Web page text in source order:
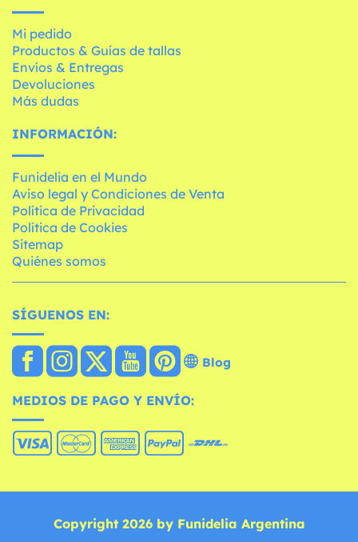
Mi pedido
Productos & Guías de tallas
Envíos & Entregas
Devoluciones
Más dudas
INFORMACIÓN:
Funidelia en el Mundo
Aviso legal y Condiciones de Venta
Política de Privacidad
Política de Cookies
Sitemap
Quiénes somos
SÍGUENOS EN:
Blog
MEDIOS DE PAGO Y ENVÍO:
Copyright 2026 by Funidelia Argentina